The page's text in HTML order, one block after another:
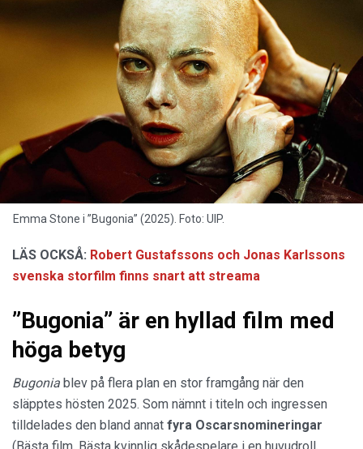
Emma Stone i ”Bugonia” (2025). Foto: UIP.
LÄS OCKSÅ: Robert Gustafssons och Jonas Karlssons
svenska storfilm finns snart att streama
”Bugonia” är en hyllad film med
höga betyg
Bugonia blev på flera plan en stor framgång när den
släpptes hösten 2025. Som nämnt i titeln och ingressen
tilldelades den bland annat fyra Oscarsnomineringar
(Bästa film, Bästa kvinnlig skådespelare i en huvudroll,